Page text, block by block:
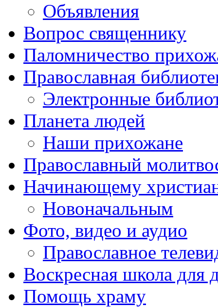
Объявления
Вопрос священнику
Паломничество
Православная
Электронные
Планета людей
Наши прихожане
Православный
Начинающему
Новоначальным
Фото, видео и аудио
Православное
Воскресная школа для
Помощь храму